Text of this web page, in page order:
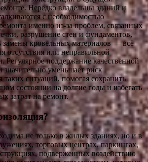
Нередко владельцы зданий и
с необходимостью
именно из-за проблем, связанных
разрушение стен и фундаментов,
замены кровельных материалов — всё
отсутствия или неправильной
Регулярное поддержание качественной
значительно уменьшает риск
таких ситуаций, помогая сохранить
состоянии на долгие годы и избегать
затрат на ремонт.
не только в жилых зданиях, но и в
торговых центрах, паркингах,
подверженных воздействию